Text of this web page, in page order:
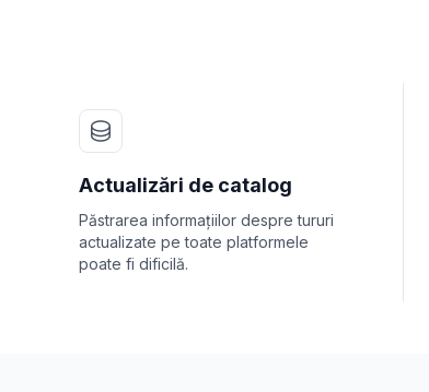
Actualizări de catalog
Păstrarea informațiilor despre tururi
actualizate pe toate platformele
poate fi dificilă.